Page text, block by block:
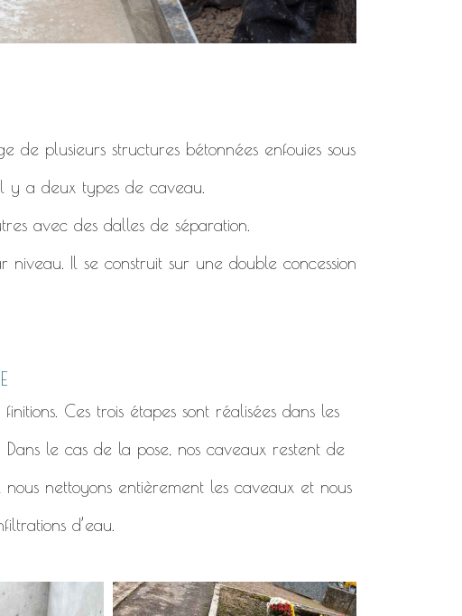
plusieurs structures bétonnées enfouies sous
y a deux types de caveau.
avec des dalles de séparation.
Il se construit sur une double concession
Ces trois étapes sont réalisées dans les
le cas de la pose, nos caveaux restent de
nous nettoyons entièrement les caveaux et nous
d’eau.